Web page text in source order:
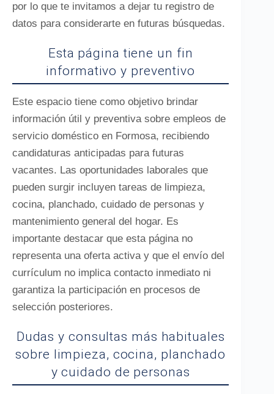
por lo que te invitamos a dejar tu registro de
datos para considerarte en futuras búsquedas.
Esta página tiene un fin
informativo y preventivo
Este espacio tiene como objetivo brindar
información útil y preventiva sobre empleos de
servicio doméstico en Formosa, recibiendo
candidaturas anticipadas para futuras
vacantes. Las oportunidades laborales que
pueden surgir incluyen tareas de limpieza,
cocina, planchado, cuidado de personas y
mantenimiento general del hogar. Es
importante destacar que esta página no
representa una oferta activa y que el envío del
currículum no implica contacto inmediato ni
garantiza la participación en procesos de
selección posteriores.
Dudas y consultas más habituales
sobre limpieza, cocina, planchado
y cuidado de personas